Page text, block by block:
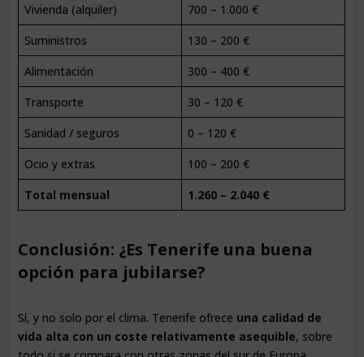
Vivienda (alquiler)
700 – 1.000 €
Suministros
130 – 200 €
Alimentación
300 – 400 €
Transporte
30 – 120 €
Sanidad / seguros
0 – 120 €
Ocio y extras
100 – 200 €
Total mensual
1.260 – 2.040 €
Conclusión: ¿Es Tenerife una buena
opción para jubilarse?
Sí, y no solo por el clima. Tenerife ofrece una calidad de
vida alta con un coste relativamente asequible, sobre